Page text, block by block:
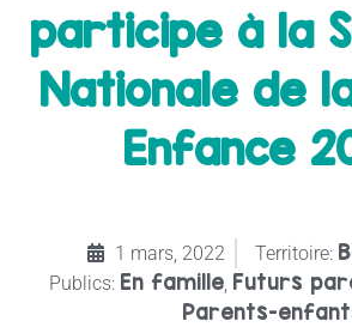
participe à la
Nationale de
Enfance
1 mars, 2022 Territoire:
Publics: En famille Futurs
Parents-